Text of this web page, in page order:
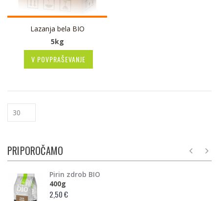
Lazanja bela BIO
5kg
V POVPRAŠEVANJE
PRIPOROČAMO
Pirin zdrob BIO
400g
2,50 €